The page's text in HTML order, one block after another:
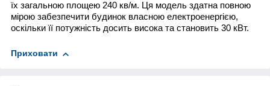
їх загальною площею 240 кв/м. Ця модель здатна повною
мірою забезпечити будинок власною електроенергією,
оскільки її потужність досить висока та становить 30 кВт.
Приховати